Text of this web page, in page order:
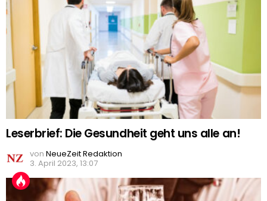
Leserbrief: Die Gesundheit geht uns alle an!
von NeueZeit Redaktion
3. April 2023, 13:07